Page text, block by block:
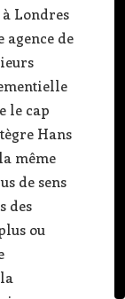
Londres
agence de
le cap
Hans
même
de sens
des
ou